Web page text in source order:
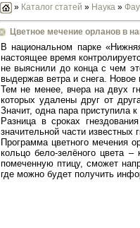
» Каталог статей » Наука »
Цветное мечение орланов в
В национальном парке
настоящее время
не выяснили до конца с чем
выдержав ветра и снега. Новое
Тем не менее, вчера на двух
которых удалены друг от
Значит, одна пара приступила
Разница в сроках
значительной части известных
Программа цветного мечения
кольцо бело-зелёного цвета
помеченную птицу, сможет
где можно будет получить